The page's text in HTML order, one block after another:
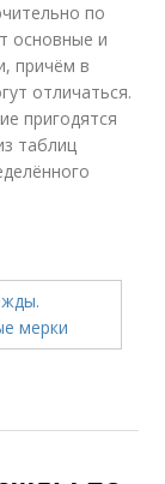
по
основные и
причём в
отличаться.
пригодятся
таблиц